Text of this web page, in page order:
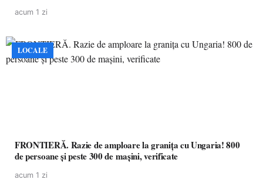
acum 1 zi
LOCALE
FRONTIERĂ. Razie de amploare la granița cu Ungaria! 800
de persoane și peste 300 de mașini, verificate
acum 1 zi